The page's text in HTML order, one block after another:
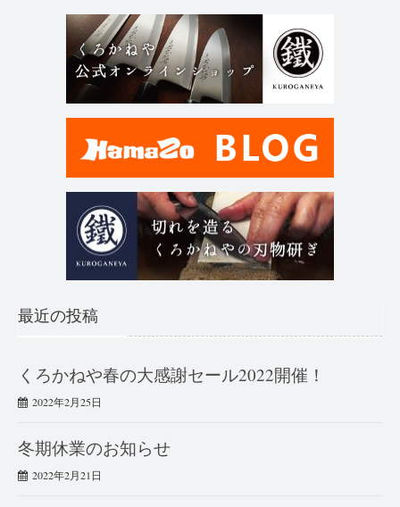
最近の投稿
くろかねや春の大感謝セール2022開催！
2022年2月25日
冬期休業のお知らせ
2022年2月21日